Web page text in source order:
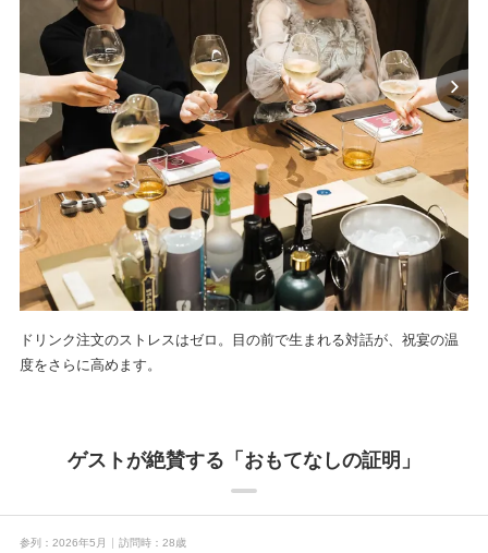
ドリンク注文のストレスはゼロ。目の前で生まれる対話が、祝宴の温
度をさらに高めます。
ゲストが絶賛する「おもてなしの証明」
参列 2026年5月 訪問時 28歳